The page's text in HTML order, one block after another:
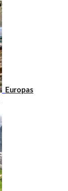
Europas